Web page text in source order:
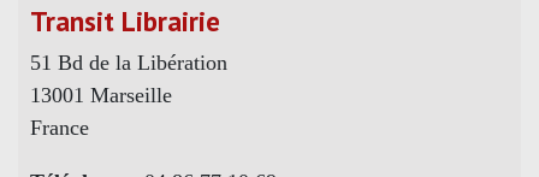
Transit Librairie
51 Bd de la Libération
13001 Marseille
France